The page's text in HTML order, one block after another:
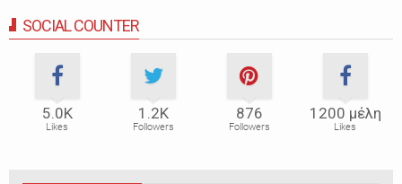
SOCIAL COUNTER
5.0Κ
Likes
1.2Κ
Followers
876
Followers
1200 μέλη
Likes